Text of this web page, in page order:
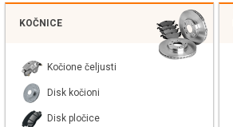
KOČNICE
Kočione čeljusti
Disk kočioni
Disk pločice